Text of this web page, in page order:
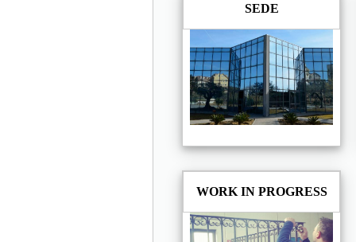
SEDE
WORK IN PROGRESS